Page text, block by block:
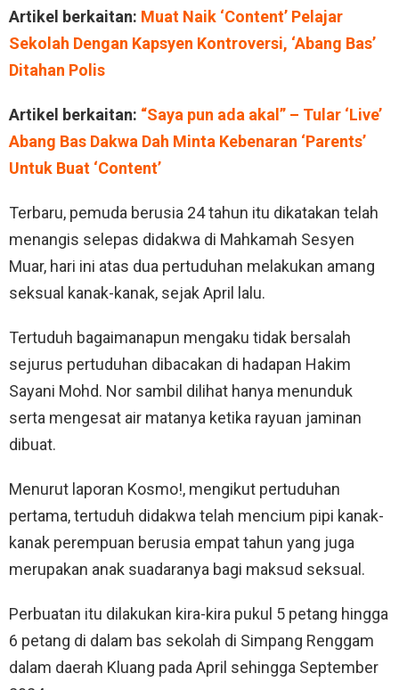
Artikel berkaitan: Muat Naik ‘Content’ Pelajar
Sekolah Dengan Kapsyen Kontroversi, ‘Abang Bas’
Ditahan Polis
Artikel berkaitan: “Saya pun ada akal” – Tular ‘Live’
Abang Bas Dakwa Dah Minta Kebenaran ‘Parents’
Untuk Buat ‘Content’
Terbaru, pemuda berusia 24 tahun itu dikatakan telah
menangis selepas didakwa di Mahkamah Sesyen
Muar, hari ini atas dua pertuduhan melakukan amang
seksual kanak-kanak, sejak April lalu.
Tertuduh bagaimanapun mengaku tidak bersalah
sejurus pertuduhan dibacakan di hadapan Hakim
Sayani Mohd. Nor sambil dilihat hanya menunduk
serta mengesat air matanya ketika rayuan jaminan
dibuat.
Menurut laporan Kosmo!, mengikut pertuduhan
pertama, tertuduh didakwa telah mencium pipi kanak-
kanak perempuan berusia empat tahun yang juga
merupakan anak suadaranya bagi maksud seksual.
Perbuatan itu dilakukan kira-kira pukul 5 petang hingga
6 petang di dalam bas sekolah di Simpang Renggam
dalam daerah Kluang pada April sehingga September